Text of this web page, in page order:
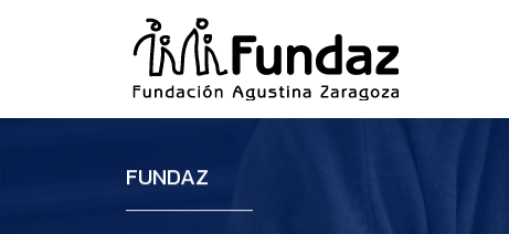
FUNDAZ